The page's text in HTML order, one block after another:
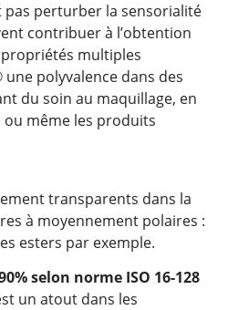
perturber la sensorialité
contribuer à l’obtention
propriétés multiples
polyvalence dans des
du soin au maquillage, en
même les produits
transparents dans la
à moyennement polaires :
esters par exemple.
selon norme ISO 16-128
un atout dans les